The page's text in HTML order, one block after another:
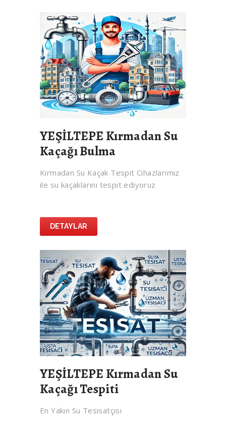
YEŞİLTEPE Kırmadan Su
Kaçağı Bulma
Kırmadan Su Kaçak Tespit Cihazlarımız
ile su kaçaklarını tespit ediyoruz
DETAYLAR
YEŞİLTEPE Kırmadan Su
Kaçağı Tespiti
En Yakın Su Tesisatçısı